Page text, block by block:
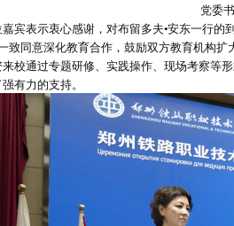
党委
宾表示衷心感谢，对布留多夫•安东一行
同意深化教育合作，鼓励双方教育机构
校通过专题研修、实践操作、现场考察
有力的支持。